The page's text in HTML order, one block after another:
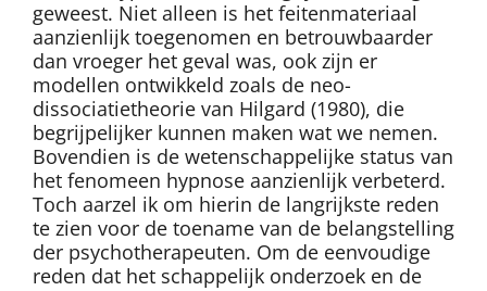
geweest. Niet alleen is het feitenmateriaal
aanzienlijk toegenomen en betrouwbaarder
dan vroeger het geval was, ook zijn er
modellen ontwikkeld zoals de neo-
dissociatietheorie van Hilgard (1980), die
begrijpelijker kunnen maken wat we nemen.
Bovendien is de wetenschappelijke status van
het fenomeen hypnose aanzienlijk verbeterd.
Toch aarzel ik om hierin de langrijkste reden
te zien voor de toename van de belangstelling
der psychotherapeuten. Om de eenvoudige
reden dat het schappelijk onderzoek en de